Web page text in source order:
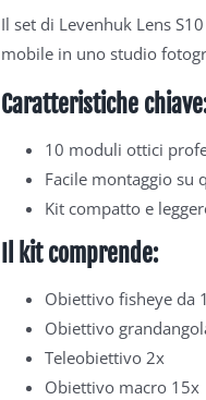
Il set di Levenhuk Lens
mobile in uno studio
Caratteristiche
10 moduli ottici
Facile montaggio su
Kit compatto e
Il kit comprende:
Obiettivo fisheye da
Obiettivo
Teleobiettivo 2x
Obiettivo macro 15x